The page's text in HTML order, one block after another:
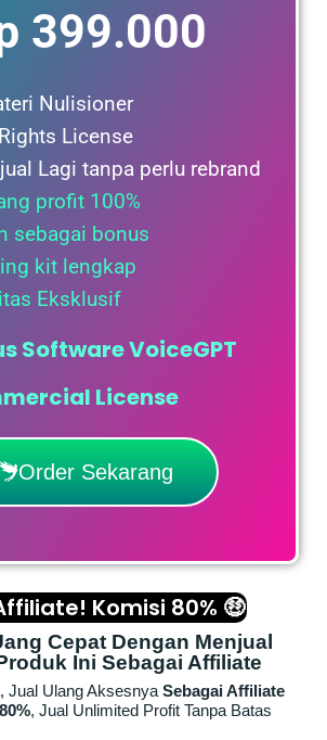
399.000
Nulisioner
License
Lagi tanpa perlu rebrand
profit 100%
sebagai bonus
kit lengkap
Eksklusif
Software VoiceGPT
License
Order Sekarang
Komisi 80% 🤑
Cepat Dengan Menjual
Ini Sebagai Affiliate​
Jual Ulang Aksesnya Sebagai Affiliate
, Jual Unlimited Profit Tanpa Batas